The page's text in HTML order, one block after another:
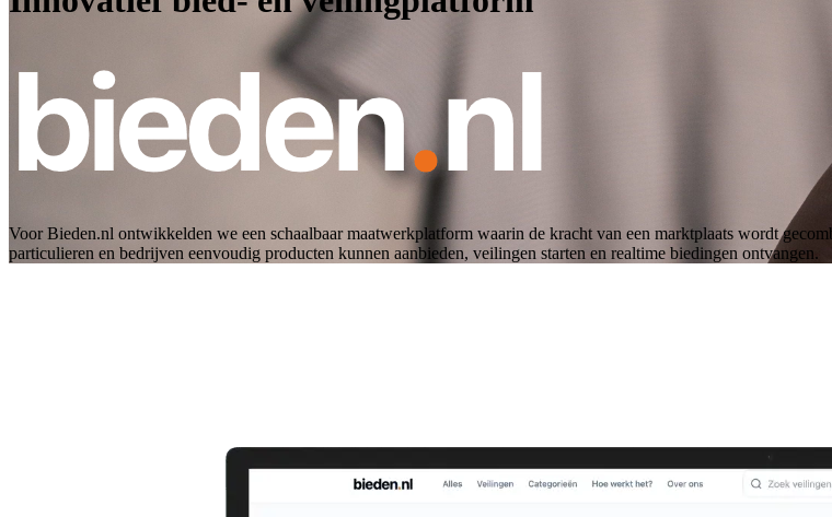
Voor Bieden.nl ontwikkelden we een schaalbaar maatwerkplatform waarin de kracht van een marktplaats wordt
particulieren en bedrijven eenvoudig producten kunnen aanbieden, veilingen starten en realtime biedingen ontvangen.